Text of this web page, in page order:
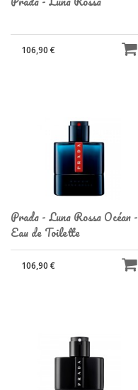
106,90 €
Prada - Luna Rossa Océan -
Eau de Toilette
106,90 €